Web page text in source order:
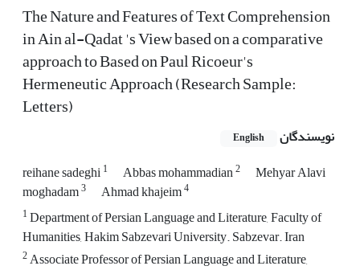
The Nature and Features of Text Comprehension
in Ain al-Qadat 's View based on a comparative
approach to Based on Paul Ricoeur's
Hermeneutic Approach (Research Sample:
Letters)
نویسندگان English
reihane sadeghi1 Abbas mohammadian2
Mehyar Alavi
moghadam3 Ahmad khajeim4
1Department of Persian Language and Literature, Faculty of
Humanities, Hakim Sabzevari University. Sabzevar. Iran
2Associate Professor of Persian Language and Literature,